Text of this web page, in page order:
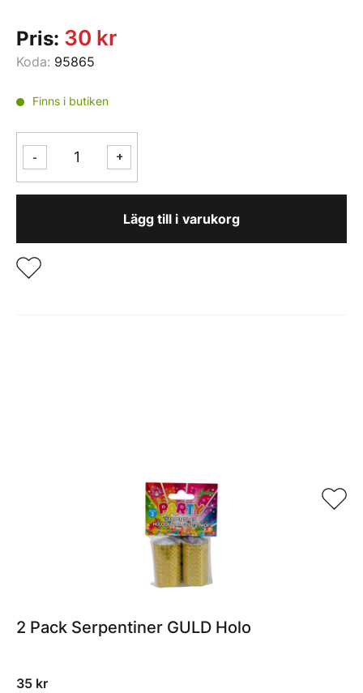
Koda: 95865
Finns i butiken
-
KRANS
BLÅ/GUL
+
Lägg till i varukorg
Pris: 30 kr
2 Pack Serpentiner GULD Holo
35 kr